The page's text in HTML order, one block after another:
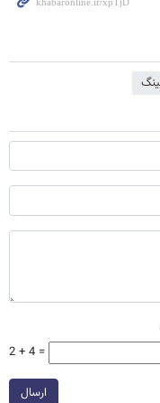
2 + 4 =
ارسال